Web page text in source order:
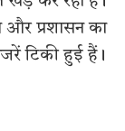
और प्रशासन का
टिकी हुई हैं।